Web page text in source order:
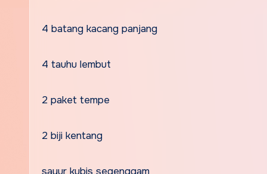
4 batang kacang panjang
4 tauhu lembut
2 paket tempe
2 biji kentang
sayur kubis segenggam